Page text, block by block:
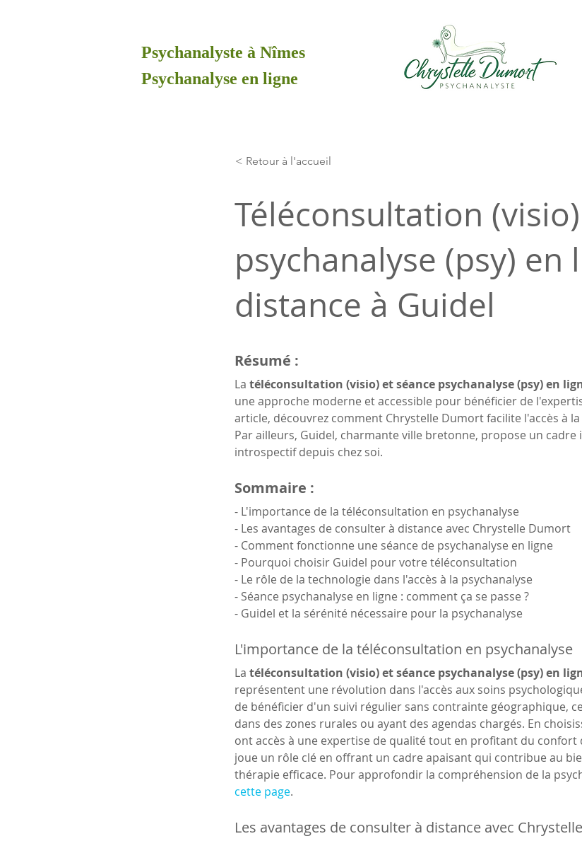
Psychanalyste à Nîmes
Psychanalyse en ligne
< Retour à l'accueil
Téléconsultation
psychanalyse (psy) en
distance à Guidel
Résumé :
La téléconsultation (visio) et séance psychanalyse (psy) en
une approche moderne et accessible pour bénéficier de
article, découvrez comment Chrystelle Dumort facilite l'accès à
Par ailleurs, Guidel, charmante ville bretonne, propose un
introspectif depuis chez soi.
Sommaire :
- L'importance de la téléconsultation en psychanalyse
- Les avantages de consulter à distance avec Chrystelle Dumort
- Comment fonctionne une séance de psychanalyse en ligne
- Pourquoi choisir Guidel pour votre téléconsultation
- Le rôle de la technologie dans l'accès à la psychanalyse
- Séance psychanalyse en ligne : comment ça se passe ?
- Guidel et la sérénité nécessaire pour la psychanalyse
L'importance de la téléconsultation en psychanalyse
La téléconsultation (visio) et séance psychanalyse (psy) en
représentent une révolution dans l'accès aux soins
de bénéficier d'un suivi régulier sans contrainte géographique,
dans des zones rurales ou ayant des agendas chargés. En
ont accès à une expertise de qualité tout en profitant du confort
joue un rôle clé en offrant un cadre apaisant qui contribue au
thérapie efficace. Pour approfondir la compréhension de la
cette page.
Les avantages de consulter à distance avec